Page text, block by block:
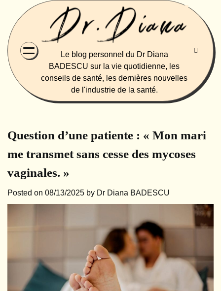
content
Le blog personnel du Dr Diana
BADESCU sur la vie quotidienne, les
conseils de santé, les dernières nouvelles
de l'industrie de la santé.
Question d’une patiente : « Mon mari
me transmet sans cesse des mycoses
vaginales. »
Posted on 08/13/2025 by Dr Diana BADESCU